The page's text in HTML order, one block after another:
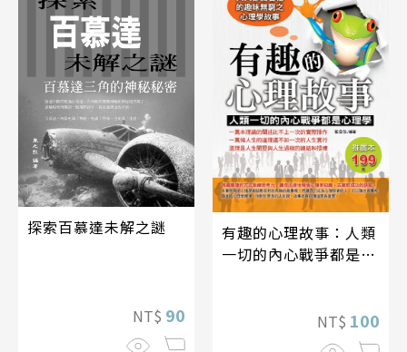
探索百慕達未解之謎
NT$ 90
有趣的心理故事：人類
一切的內心戰爭都是心
NT$ 100